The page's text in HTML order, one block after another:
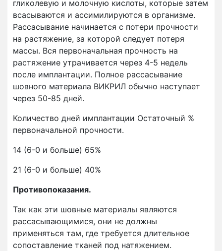
гликолевую и молочную кислоты, которые затем
всасываются и ассимилируются в организме.
Рассасывание начинается с потери прочности
на растяжение, за которой следует потеря
массы. Вся первоначальная прочность на
растяжение утрачивается через 4-5 недель
после имплантации. Полное рассасывание
шовного материала ВИКРИЛ обычно наступает
через 50-85 дней.
Количество дней имплантации Остаточный %
первоначальной прочности.
14 (6-0 и больше) 65%
21 (6-0 и больше) 40%
Противопоказания.
Так как эти шовные материалы являются
рассасывающимися, они не должны
применяться там, где требуется длительное
сопоставление тканей под натяжением.